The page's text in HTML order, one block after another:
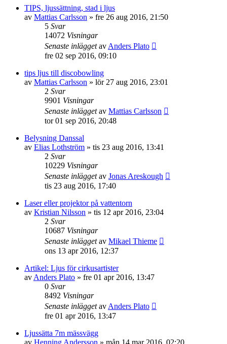
TIPS, ljussättning, stad i ljus
av Mattias Carlsson » fre 26 aug 2016, 21:50
5 Svar
14072 Visningar
Senaste inläggetav Anders Plato
fre 02 sep 2016, 09:10
tips ljus till discobowling
av Mattias Carlsson » lör 27 aug 2016, 23:01
2 Svar
9901 Visningar
Senaste inläggetav Mattias Carlsson
tor 01 sep 2016, 20:48
Belysning Danssal
av Elias Lothström » tis 23 aug 2016, 13:41
2 Svar
10229 Visningar
Senaste inläggetav Jonas Areskough
tis 23 aug 2016, 17:40
Laser eller projektor på vattentorn
av Kristian Nilsson » tis 12 apr 2016, 23:04
2 Svar
10687 Visningar
Senaste inläggetav Mikael Thieme
ons 13 apr 2016, 12:37
Artikel: Ljus för cirkusartister
av Anders Plato » fre 01 apr 2016, 13:47
0 Svar
8492 Visningar
Senaste inläggetav Anders Plato
fre 01 apr 2016, 13:47
Ljussätta 7m mässvägg
av Henning Andersson » mån 14 mar 2016, 02:20